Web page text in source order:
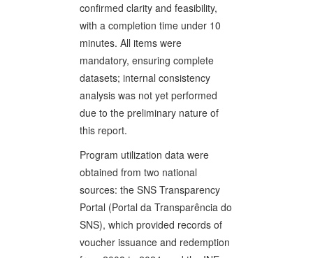
confirmed clarity and feasibility,
with a completion time under 10
minutes. All items were
mandatory, ensuring complete
datasets; internal consistency
analysis was not yet performed
due to the preliminary nature of
this report.
Program utilization data were
obtained from two national
sources: the SNS Transparency
Portal (Portal da Transparência do
SNS), which provided records of
voucher issuance and redemption